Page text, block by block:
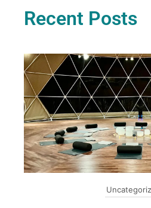
Recent Posts